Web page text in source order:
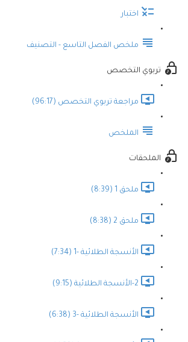
اختبار
ملخص الفصل التاسع - التصنيف
تربوي التخصص
مراجعة تربوي التخصص (96:17)
الملخص
الملحقات
ملحق 1 (8:39)
ملحق 2 (8:38)
الأنسجة الطلائية -1 (7:34)
2-الأنسجة الطلائية (9:15)
الأنسجة الطلائية -3 (6:38)